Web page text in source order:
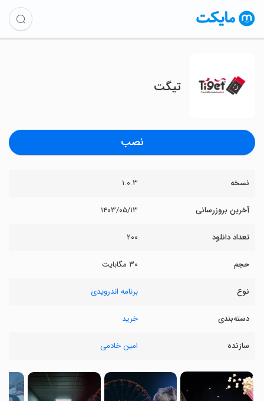
تیگت
نصب
نسخه ۱.۰.۳
آخرین بروزرسانی ۱۴۰۳/۰۵/۱۳
تعداد دانلود ۲۰۰
حجم ۳۰ مگابایت
نوع برنامه اندرویدی
دسته‌بندی خرید
سازنده امین خادمی